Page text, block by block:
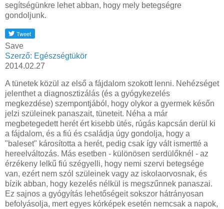
segítségünkre lehet abban, hogy mely betegségre
gondoljunk.
Save
Szerző: Egészségtükör
2014.02.27
A tünetek közül az első a fájdalom szokott lenni. Nehézséget
jelenthet a diagnosztizálás (és a gyógykezelés
megkezdése) szempontjából, hogy olykor a gyermek későn
jelzi szüleinek panaszait, tüneteit. Néha a már
megbetegedett herét ért kisebb ütés, rúgás kapcsán derül ki
a fájdalom, és a fiú és családja úgy gondolja, hogy a
"baleset" károsította a herét, pedig csak így vált ismertté a
hereelváltozás. Más esetben - különösen serdülőknél - az
érzékeny lelkű fiú szégyelli, hogy nemi szervi betegsége
van, ezért nem szól szüleinek vagy az iskolaorvosnak, és
bízik abban, hogy kezelés nélkül is megszűnnek panaszai.
Ez sajnos a gyógyítás lehetőségeit sokszor hátrányosan
befolyásolja, mert egyes kórképek esetén nemcsak a napok,